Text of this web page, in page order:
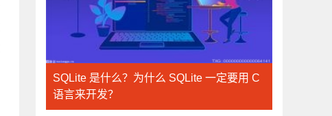
SQLite 是什么？为什么 SQLite 一定要用 C
语言来开发？